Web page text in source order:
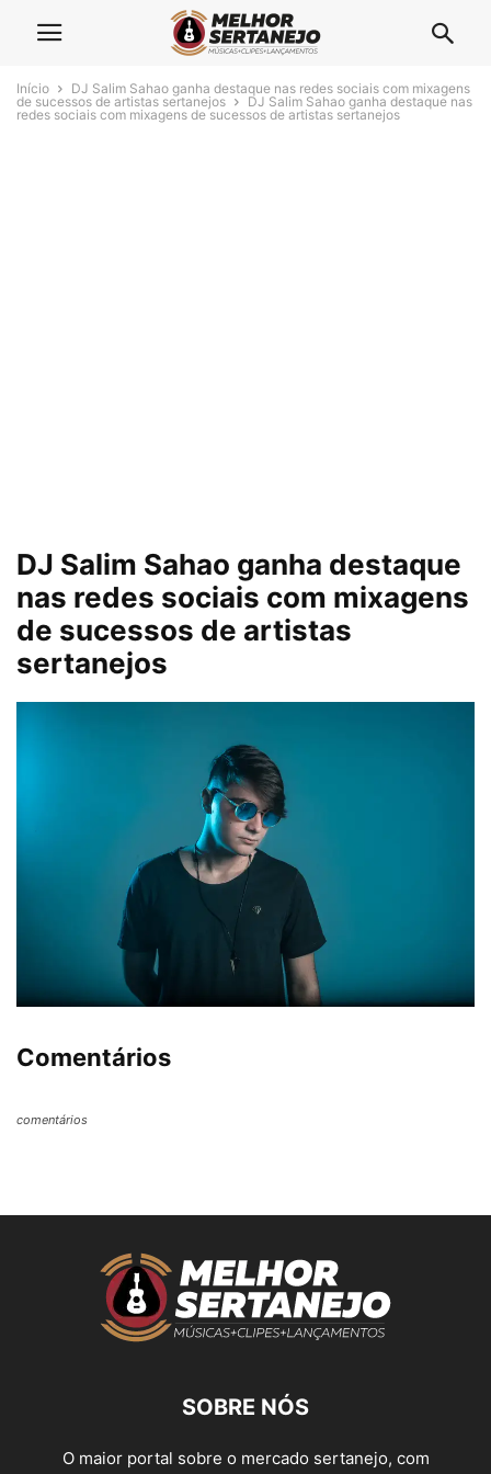
Início
DJ Salim Sahao ganha destaque nas redes sociais com mixagens
de sucessos de artistas sertanejos
DJ Salim Sahao ganha destaque nas
redes sociais com mixagens de sucessos de artistas sertanejos
DJ Salim Sahao ganha destaque
nas redes sociais com mixagens
de sucessos de artistas
sertanejos
Comentários
comentários
SOBRE NÓS
O maior portal sobre o mercado sertanejo, com